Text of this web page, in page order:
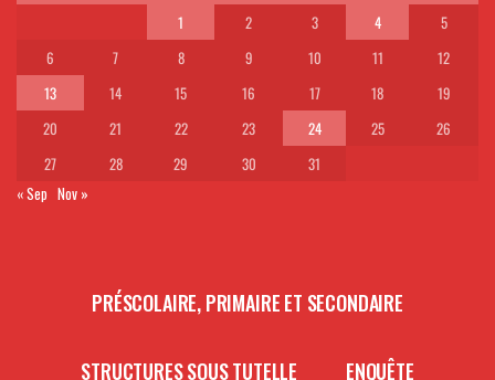
1
2 3 4
5
6
7 8 9 10 11
12
13
14 15 16 17 18
19
20
21 22 23 24 25
26
27
28 29 30
31
« Sep Nov »
PRÉSCOLAIRE, PRIMAIRE ET SECONDAIRE
STRUCTURES SOUS TUTELLE ENQUÊTE